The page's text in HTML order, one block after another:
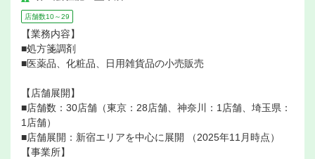
店舗数10～29
【業務内容】
■処方箋調剤
■医薬品、化粧品、日用雑貨品の小売販売
【店舗展開】
■店舗数：30店舗（東京：28店舗、神奈川：1店舗、埼玉県：
1店舗）
■店舗展開：新宿エリアを中心に展開 （2025年11月時点）
【事業所】